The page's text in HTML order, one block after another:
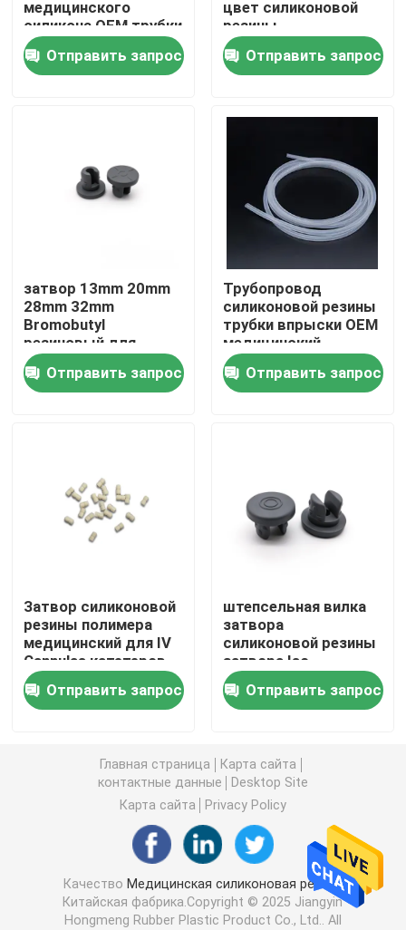
Продукция
Наша фабрика
контактные данные
Отправить запрос
Резиновый плунжер шприца
Аксессуары собрания крови
Затвор бутил каучука
Галоидированный бутил каучук
Медицинская трубка силикона
Трубка дренажа
медицинского
силикона OEM трубки
силикона
эндотрахеальная
Отправить запрос
цвет силиконовой
резины
мочевыделительного
медицинский
Отправить запрос
затвор 13mm 20mm
28mm 32mm
Bromobutyl
резиновый для
впрыски
Отправить запрос
Трубопровод
силиконовой резины
трубки впрыски OEM
медицинский
медицинский
эластичный
Отправить запрос
Затвор силиконовой
резины полимера
медицинский для IV
Cannulas катетеров
Отправить запрос
штепсельная вилка
затвора
силиконовой резины
затвора Iso
Bromobutyl 20mm
медицинская
Отправить запрос
Главная страница
Карта сайта
контактные данные
Desktop Site
Карта сайта
Privacy Policy
Качество Медицинская силиконовая резина
Китайская фабрика.Copyright © 2025 Jiangyin
Hongmeng Rubber Plastic Product Co., Ltd.. All